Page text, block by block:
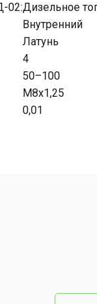
02:Дизельное
Внутренний
Латунь
4
50–100
М8х1,25
0,01